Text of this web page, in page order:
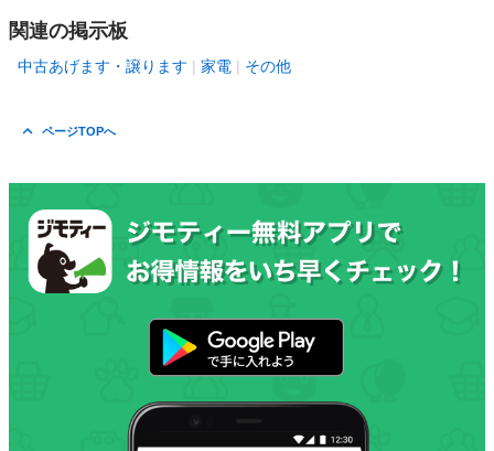
関連の掲示板
中古あげます・譲ります 家電 その他
ページTOPへ